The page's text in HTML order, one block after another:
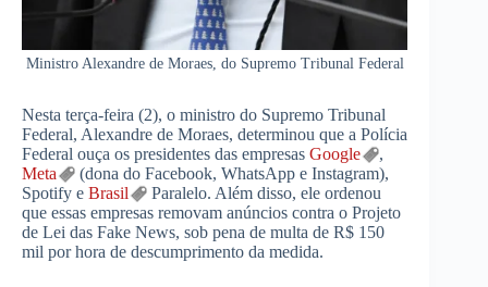
Ministro Alexandre de Moraes, do Supremo Tribunal Federal
Nesta terça-feira (2), o ministro do Supremo Tribunal
Federal, Alexandre de Moraes, determinou que a Polícia
Federal ouça os presidentes das empresas Google
,
Meta
(dona do Facebook, WhatsApp e Instagram),
Spotify e Brasil
Paralelo. Além disso, ele ordenou
que essas empresas removam anúncios contra o Projeto
de Lei das Fake News, sob pena de multa de R$ 150
mil por hora de descumprimento da medida.